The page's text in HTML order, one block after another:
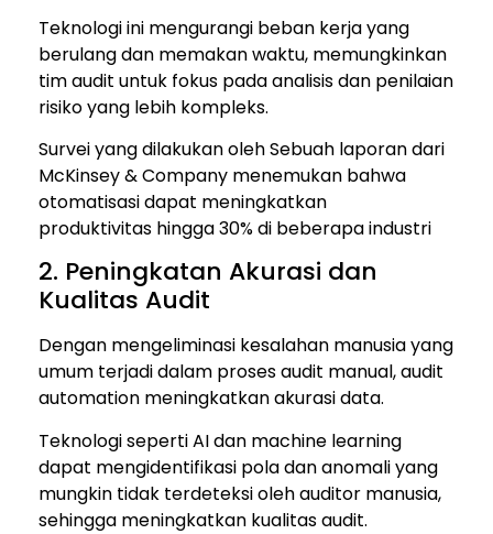
Teknologi ini mengurangi beban kerja yang
berulang dan memakan waktu, memungkinkan
tim audit untuk fokus pada analisis dan penilaian
risiko yang lebih kompleks.
Survei yang dilakukan oleh Sebuah laporan dari
McKinsey & Company menemukan bahwa
otomatisasi dapat meningkatkan
produktivitas hingga 30% di beberapa industri
2. Peningkatan Akurasi dan
Kualitas Audit
Dengan mengeliminasi kesalahan manusia yang
umum terjadi dalam proses audit manual, audit
automation meningkatkan akurasi data.
Teknologi seperti AI dan machine learning
dapat mengidentifikasi pola dan anomali yang
mungkin tidak terdeteksi oleh auditor manusia,
sehingga meningkatkan kualitas audit.